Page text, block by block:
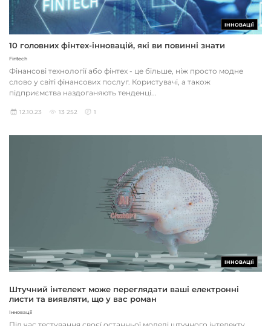
ІННОВАЦІЇ
10 головних фінтех-інновацій, які ви повинні знати
Fintech
Фінансові технології або фінтех - це більше, ніж просто модне
слово у світі фінансових послуг. Користувачі, а також
підприємства наздоганяють тенденці...
12.10.23 13 252 1
ІННОВАЦІЇ
Штучний інтелект може переглядати ваші електронні
листи та виявляти, що у вас роман
Інновації